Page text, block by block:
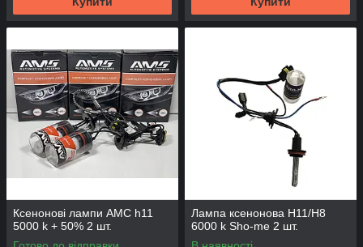
Ксенонові лампи AMC h11
5000 k + 50% 2 шт.
Лампа ксенонова H11/H8
6000 k Sho-me 2 шт.